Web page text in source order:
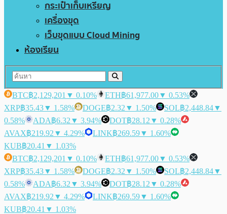
กระเป๋าเก็บเหรียญ
เครื่องขุด
เว็บขุดแบบ Cloud Mining
ห้องเรียน
BTC฿2,129,201 ▼ 0.10% ETH฿61,977.00▼ 0.53%
XRP฿35.43▼ 1.58% DOGE฿2.32 ▼ 1.50% SOL฿2,448.84▼
0.58%
ADA฿6.32 ▼ 3.94% DOT฿28.12 ▼ 0.28%
AVAX฿219.92 ▼ 4.29% LINK฿269.59▼ 1.60%
KUB฿20.41 ▼ 1.03%
BTC฿2,129,201 ▼ 0.10% ETH฿61,977.00▼ 0.53%
XRP฿35.43▼ 1.58% DOGE฿2.32 ▼ 1.50% SOL฿2,448.84▼
0.58%
ADA฿6.32 ▼ 3.94% DOT฿28.12 ▼ 0.28%
AVAX฿219.92 ▼ 4.29% LINK฿269.59▼ 1.60%
KUB฿20.41 ▼ 1.03%